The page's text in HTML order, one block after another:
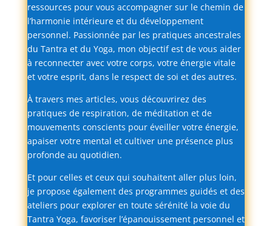
ressources pour vous accompagner sur le chemin de
l’harmonie intérieure et du développement
personnel. Passionnée par les pratiques ancestrales
du Tantra et du Yoga, mon objectifest de vous aider
à reconnecter avec votre corps, votre énergie vitale
et votre esprit, dans le respect de soi et des autres.
À travers mes articles, vous découvrirez des
pratiques de respiration, de méditation et de
mouvements conscients pour éveiller votre énergie,
apaiser votre mental et cultiver une présence plus
profonde au quotidien.
Et pour celles et ceux qui souhaitent aller plus loin,
je propose également des programmes guidés et des
ateliers pour explorer en toute sérénité la voie du
Tantra Yoga, favoriser l’épanouissement personnel et